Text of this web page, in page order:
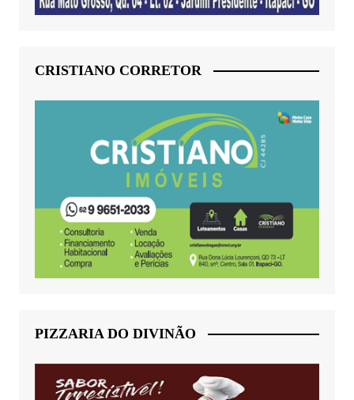
CRISTIANO CORRETOR
PIZZARIA DO DIVINÃO